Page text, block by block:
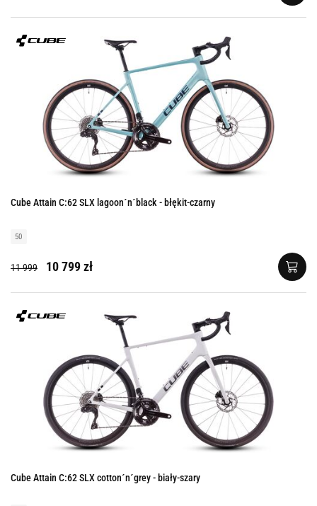
Cube Attain C:62 SLX lagoon´n´black - błękit-czarny
50
11 999 10 799 zł
Cube Attain C:62 SLX cotton´n´grey - biały-szary